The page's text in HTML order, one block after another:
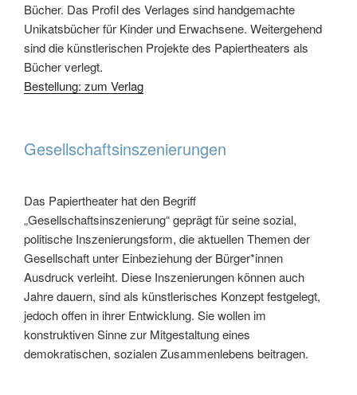
Bücher. Das Profil des Verlages sind handgemachte
Unikatsbücher für Kinder und Erwachsene. Weitergehend
sind die künstlerischen Projekte des Papiertheaters als
Bücher verlegt.
Bestellung: zum Verlag
Gesellschaftsinszenierungen
Das Papiertheater hat den Begriff
„Gesellschaftsinszenierung“ geprägt für seine sozial,
politische Inszenierungsform, die aktuellen Themen der
Gesellschaft unter Einbeziehung der Bürger*innen
Ausdruck verleiht. Diese Inszenierungen können auch
Jahre dauern, sind als künstlerisches Konzept festgelegt,
jedoch offen in ihrer Entwicklung. Sie wollen im
konstruktiven Sinne zur Mitgestaltung eines
demokratischen, sozialen Zusammenlebens beitragen.